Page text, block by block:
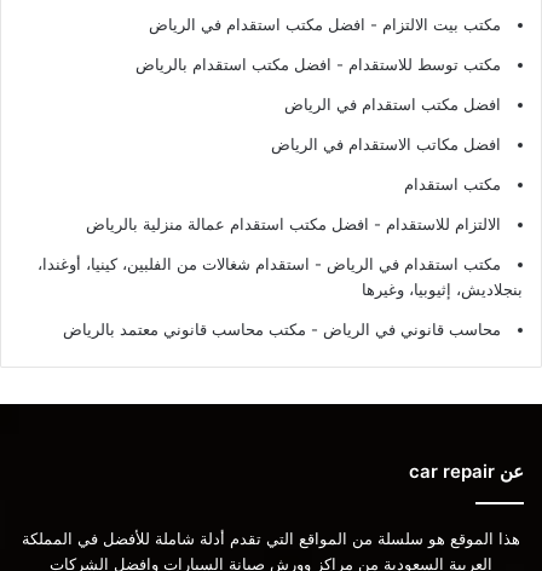
مكتب بيت الالتزام - افضل مكتب استقدام في الرياض
مكتب توسط للاستقدام - افضل مكتب استقدام بالرياض
افضل مكتب استقدام في الرياض
افضل مكاتب الاستقدام في الرياض
مكتب استقدام
الالتزام للاستقدام - افضل مكتب استقدام عمالة منزلية بالرياض
مكتب استقدام في الرياض - استقدام شغالات من الفلبين، كينيا، أوغندا،
بنجلاديش، إثيوبيا، وغيرها
محاسب قانوني في الرياض - مكتب محاسب قانوني معتمد بالرياض
عن car repair
هذا الموقع هو سلسلة من المواقع التي تقدم أدلة شاملة للأفضل في المملكة
العربية السعودية من مراكز وورش صيانة السيارات وافضل الشركات